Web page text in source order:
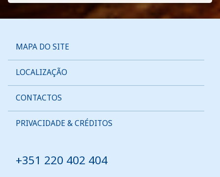
MAPA DO SITE
LOCALIZAÇÃO
CONTACTOS
PRIVACIDADE & CRÉDITOS
Tel:
+351 220 402 404